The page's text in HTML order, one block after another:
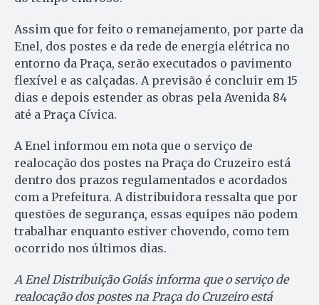
Assim que for feito o remanejamento, por parte da
Enel, dos postes e da rede de energia elétrica no
entorno da Praça, serão executados o pavimento
flexível e as calçadas. A previsão é concluir em 15
dias e depois estender as obras pela Avenida 84
até a Praça Cívica.
A Enel informou em nota que o serviço de
realocação dos postes na Praça do Cruzeiro está
dentro dos prazos regulamentados e acordados
com a Prefeitura. A distribuidora ressalta que por
questões de segurança, essas equipes não podem
trabalhar enquanto estiver chovendo, como tem
ocorrido nos últimos dias.
A Enel Distribuição Goiás informa que o serviço de
realocação dos postes na Praça do Cruzeiro está